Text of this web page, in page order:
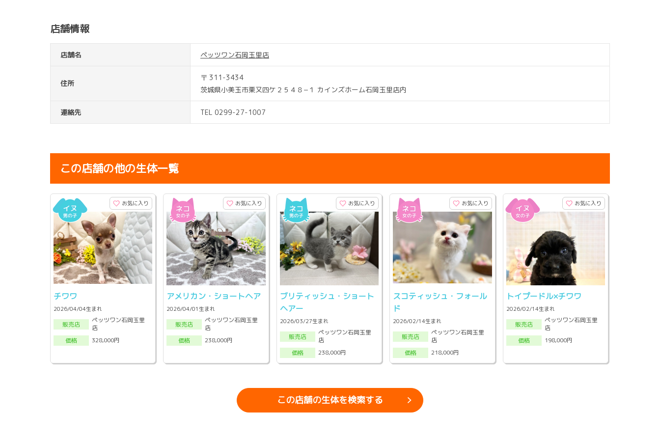
店舗情報
店舗名 ペッツワン石岡玉里店
住所
〒 311-3434
茨城県小美玉市栗又四ケ２５４８−１ カインズホーム石岡玉里店内
連絡先 TEL 0299-27-1007
この店舗の他の生体一覧
お気に入り
チワワ
2026/04/04生まれ
販売店
ペッツワン石岡玉里
店
価格
328,000円
お気に入り
アメリカン・ショートヘア
2026/04/01生まれ
販売店
ペッツワン石岡玉里
店
価格
238,000円
お気に入り
ブリティッシュ・ショート
ヘアー
2026/03/27生まれ
販売店
ペッツワン石岡玉里
店
価格
238,000円
お気に入り
スコティッシュ・フォール
ド
2026/02/14生まれ
販売店
ペッツワン石岡玉里
店
価格
218,000円
お気に入り
トイプードル×チワワ
2026/02/14生まれ
販売店
ペッツワン石岡玉里
店
価格
198,000円
この店舗の生体を検索する